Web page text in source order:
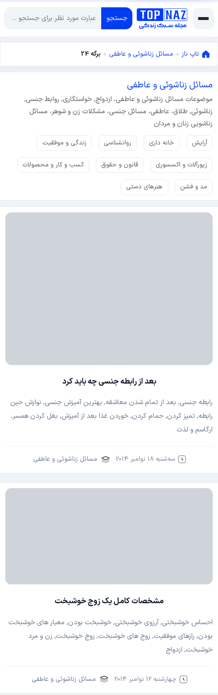
جستجو
تاپ ناز » مسائل زناشوئی و عاطفی » برگه 24
مسائل زناشوئی و عاطفی
موضوعات مسائل زناشوئی و عاطفی، ازدواج, خواستگاری, روابط جنسی,
زناشوئی, طلاق، عاطفی، مسائل جنسی، مشکلات زن و شوهر، مسائل
زناشویی زنان و مردان
آرایش خانه داری روانشناسی زندگی و موفقیت
زیورآلات و اکسسوری قانون و حقوق کسب و کار و محصولات
مد و فشن هنرهای دستی
بعد از رابطه جنسی چه باید کرد
رابطه جنسی, بعد از تمام شدن معاشقه, بهترین آمیزش جنسی, نوازش حین
رابطه, تمیز کردن, حمام کردن, خوردن غذا بعد از آمیزش, بغل کردن همسر,
ارگاسم و لذت
سه‌شنبه 18 نوامبر 2014 مسائل زناشوئی و عاطفی
مشخصات کامل یک زوج خوشبخت
احساس خوشبختی, آرزوی خوشبختی, خوشبخت بودن, معیار های خوشبخت
بودن, رازهای موفقیت, زوج های خوشبخت, زوج خوشبخت, زن و مرد
خوشبخت, ازدواج
چهارشنبه 12 نوامبر 2014 مسائل زناشوئی و عاطفی